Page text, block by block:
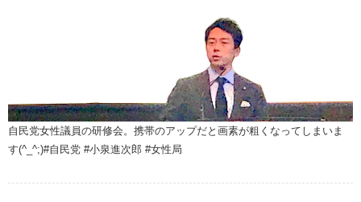
自民党女性議員の研修会。携帯のアップだと画素が粗くなってしまいま
す(^_^;)#自民党 #小泉進次郎 #女性局